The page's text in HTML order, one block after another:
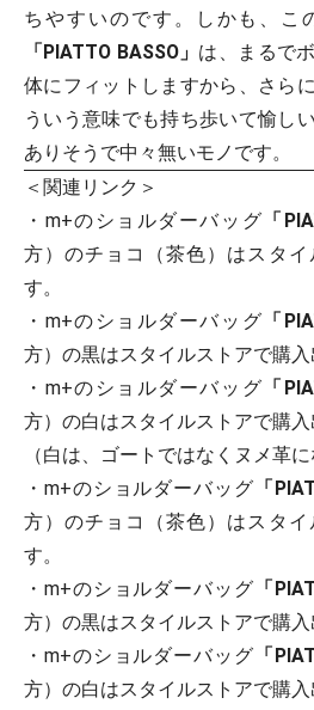
ちやすいのです。しかも、こ
「PIATTO BASSO」 は、まるで
体にフィットしますから、さら
ういう意味でも持ち歩いて愉し
ありそうで中々無いモノです。
＜関連リンク＞
・m+のショルダーバッグ 「
方）のチョコ（茶色）はスタイ
す。
・m+のショルダーバッグ 「
方）の黒はスタイルストアで購入
・m+のショルダーバッグ 「
方）の白はスタイルストアで購入
（白は、ゴートではなくヌメ革に
・m+のショルダーバッグ 「
方）のチョコ（茶色）はスタイ
す。
・m+のショルダーバッグ 「
方）の黒はスタイルストアで購入
・m+のショルダーバッグ 「
方）の白はスタイルストアで購入